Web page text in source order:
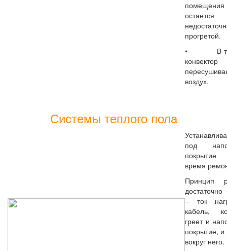
помещения
остается
прогретой.
• В-
конвектор
воздух.
Системы теплого пола
под
время
Принцип
– ток
кабель,
греет и
покрытие, и
вокруг него.